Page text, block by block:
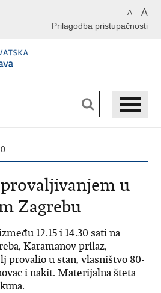
A A
Prilagodba pristupačnosti
u
Zagrebu
12.15 i 14.30 sati na
Karamanov prilaz,
provalio u stan, vlasništvo 80-
i nakit. Materijalna šteta